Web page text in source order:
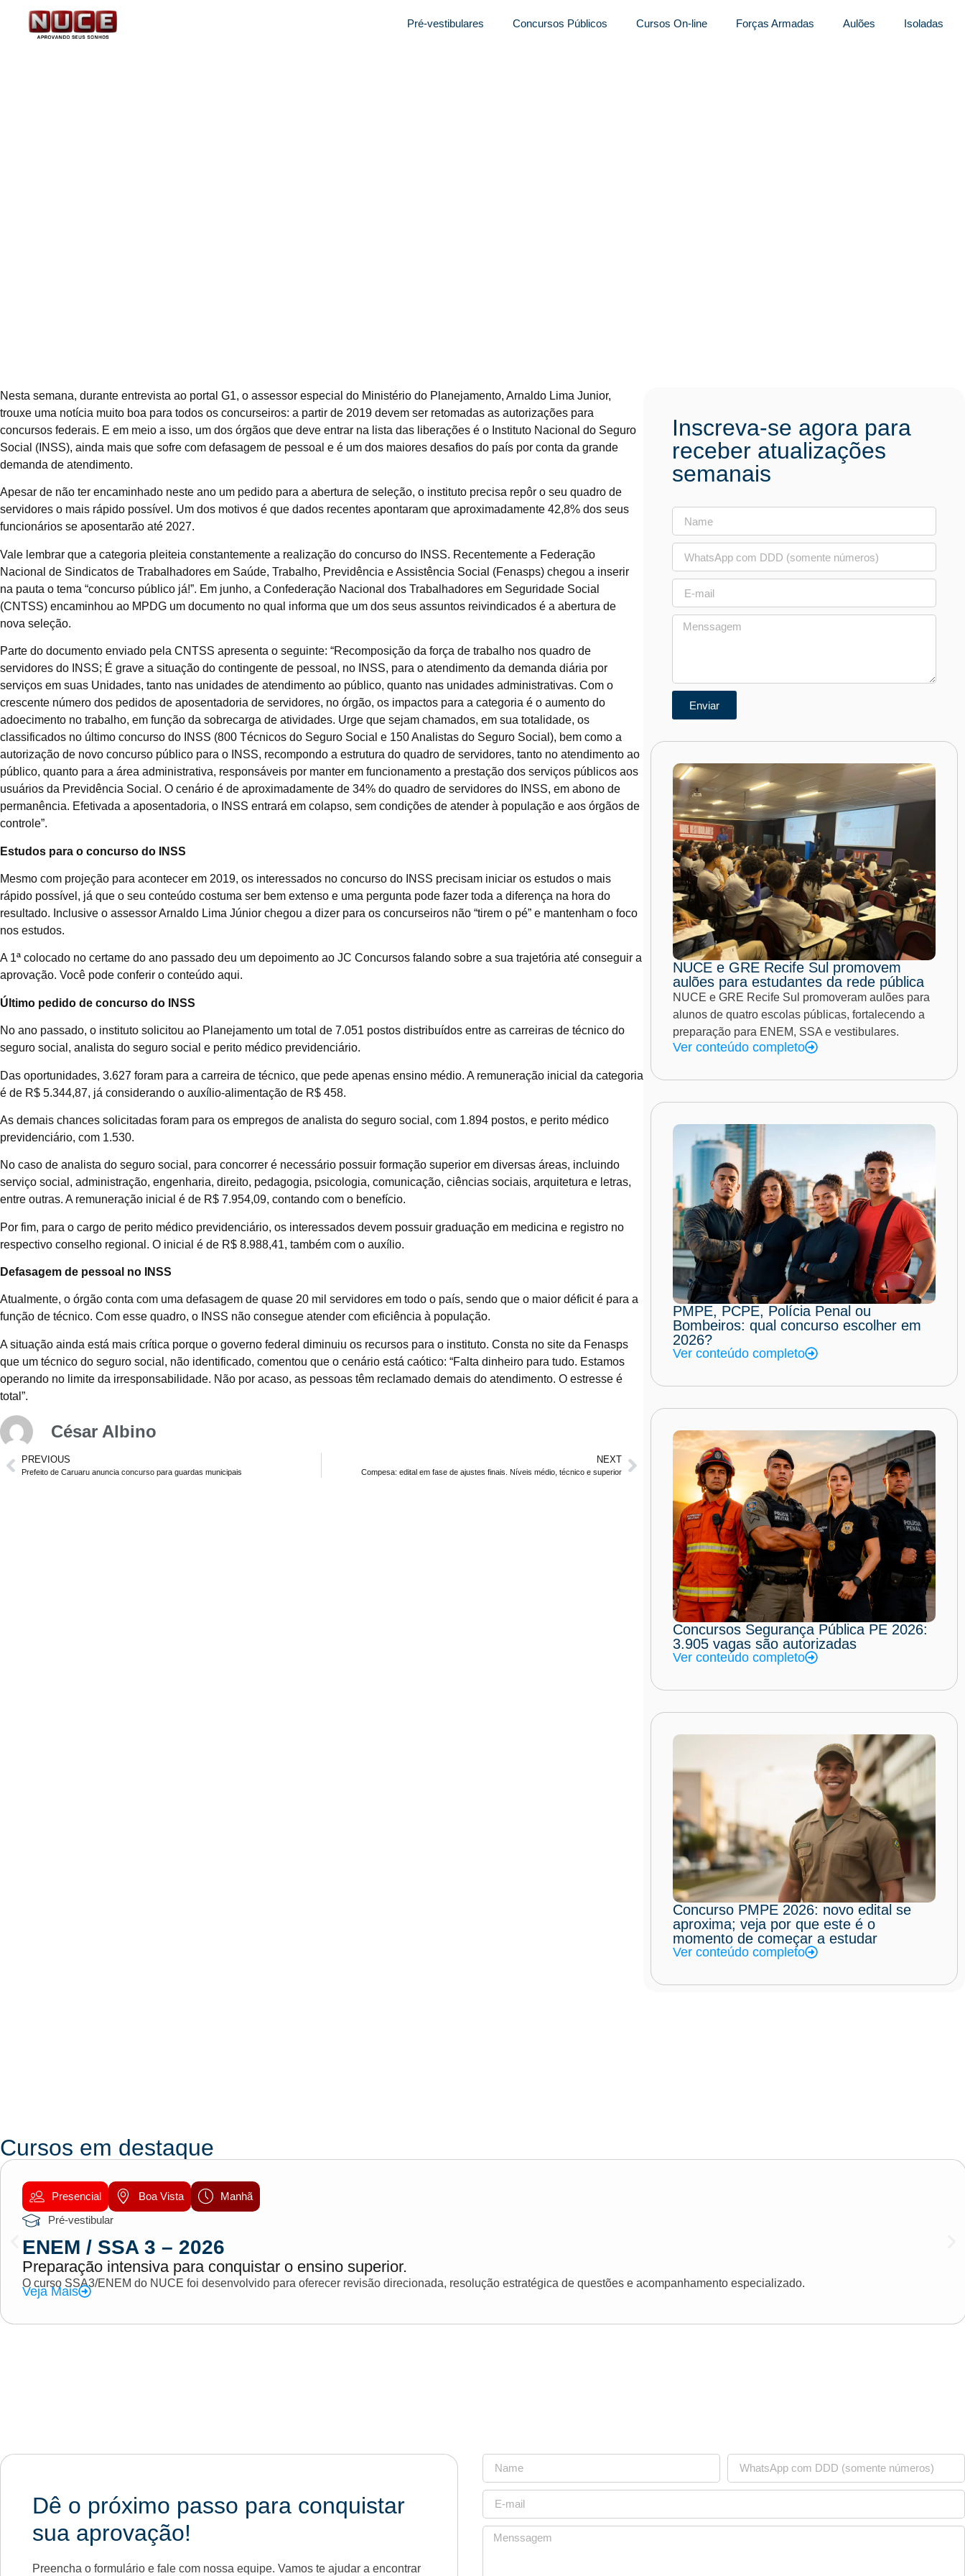
Pré-vestibulares Concursos Públicos Cursos On-line Forças Armadas Aulões Isoladas
Nesta semana, durante entrevista ao portal G1, o assessor especial do Ministério do Planejamento, Arnaldo Lima Junior,
trouxe uma notícia muito boa para todos os concurseiros: a partir de 2019 devem ser retomadas as autorizações para
concursos federais. E em meio a isso, um dos órgãos que deve entrar na lista das liberações é o Instituto Nacional do Seguro
Social (INSS), ainda mais que sofre com defasagem de pessoal e é um dos maiores desafios do país por conta da grande
demanda de atendimento.
Apesar de não ter encaminhado neste ano um pedido para a abertura de seleção, o instituto precisa repôr o seu quadro de
servidores o mais rápido possível. Um dos motivos é que dados recentes apontaram que aproximadamente 42,8% dos seus
funcionários se aposentarão até 2027.
Vale lembrar que a categoria pleiteia constantemente a realização do concurso do INSS. Recentemente a Federação
Nacional de Sindicatos de Trabalhadores em Saúde, Trabalho, Previdência e Assistência Social (Fenasps) chegou a inserir
na pauta o tema “concurso público já!”. Em junho, a Confederação Nacional dos Trabalhadores em Seguridade Social
(CNTSS) encaminhou ao MPDG um documento no qual informa que um dos seus assuntos reivindicados é a abertura de
nova seleção.
Parte do documento enviado pela CNTSS apresenta o seguinte: “Recomposição da força de trabalho nos quadro de
servidores do INSS; É grave a situação do contingente de pessoal, no INSS, para o atendimento da demanda diária por
serviços em suas Unidades, tanto nas unidades de atendimento ao público, quanto nas unidades administrativas. Com o
crescente número dos pedidos de aposentadoria de servidores, no órgão, os impactos para a categoria é o aumento do
adoecimento no trabalho, em função da sobrecarga de atividades. Urge que sejam chamados, em sua totalidade, os
classificados no último concurso do INSS (800 Técnicos do Seguro Social e 150 Analistas do Seguro Social), bem como a
autorização de novo concurso público para o INSS, recompondo a estrutura do quadro de servidores, tanto no atendimento ao
público, quanto para a área administrativa, responsáveis por manter em funcionamento a prestação dos serviços públicos aos
usuários da Previdência Social. O cenário é de aproximadamente de 34% do quadro de servidores do INSS, em abono de
permanência. Efetivada a aposentadoria, o INSS entrará em colapso, sem condições de atender à população e aos órgãos de
controle”.
Estudos para o concurso do INSS
Mesmo com projeção para acontecer em 2019, os interessados no concurso do INSS precisam iniciar os estudos o mais
rápido possível, já que o seu conteúdo costuma ser bem extenso e uma pergunta pode fazer toda a diferença na hora do
resultado. Inclusive o assessor Arnaldo Lima Júnior chegou a dizer para os concurseiros não “tirem o pé” e mantenham o foco
nos estudos.
A 1ª colocado no certame do ano passado deu um depoimento ao JC Concursos falando sobre a sua trajetória até conseguir a
aprovação. Você pode conferir o conteúdo aqui.
Último pedido de concurso do INSS
No ano passado, o instituto solicitou ao Planejamento um total de 7.051 postos distribuídos entre as carreiras de técnico do
seguro social, analista do seguro social e perito médico previdenciário.
Das oportunidades, 3.627 foram para a carreira de técnico, que pede apenas ensino médio. A remuneração inicial da categoria
é de R$ 5.344,87, já considerando o auxílio-alimentação de R$ 458.
As demais chances solicitadas foram para os empregos de analista do seguro social, com 1.894 postos, e perito médico
previdenciário, com 1.530.
No caso de analista do seguro social, para concorrer é necessário possuir formação superior em diversas áreas, incluindo
serviço social, administração, engenharia, direito, pedagogia, psicologia, comunicação, ciências sociais, arquitetura e letras,
entre outras. A remuneração inicial é de R$ 7.954,09, contando com o benefício.
Por fim, para o cargo de perito médico previdenciário, os interessados devem possuir graduação em medicina e registro no
respectivo conselho regional. O inicial é de R$ 8.988,41, também com o auxílio.
Defasagem de pessoal no INSS
Atualmente, o órgão conta com uma defasagem de quase 20 mil servidores em todo o país, sendo que o maior déficit é para a
função de técnico. Com esse quadro, o INSS não consegue atender com eficiência à população.
A situação ainda está mais crítica porque o governo federal diminuiu os recursos para o instituto. Consta no site da Fenasps
que um técnico do seguro social, não identificado, comentou que o cenário está caótico: “Falta dinheiro para tudo. Estamos
operando no limite da irresponsabilidade. Não por acaso, as pessoas têm reclamado demais do atendimento. O estresse é
total”.
César Albino
PREVIOUS
Prefeito de Caruaru anuncia concurso para guardas municipais
NEXT
Compesa: edital em fase de ajustes finais. Níveis médio, técnico e superior
Inscreva-se agora para
receber atualizações
semanais
Enviar
NUCE e GRE Recife Sul promovem
aulões para estudantes da rede pública
NUCE e GRE Recife Sul promoveram aulões para
alunos de quatro escolas públicas, fortalecendo a
preparação para ENEM, SSA e vestibulares.
Ver conteúdo completo
PMPE, PCPE, Polícia Penal ou
Bombeiros: qual concurso escolher em
2026?
Ver conteúdo completo
Concursos Segurança Pública PE 2026:
3.905 vagas são autorizadas
Ver conteúdo completo
Concurso PMPE 2026: novo edital se
aproxima; veja por que este é o
momento de começar a estudar
Ver conteúdo completo
Cursos em destaque
Presencial Boa Vista
Manhã
Pré-vestibular
ENEM / SSA 3 – 2026
Preparação intensiva para conquistar o ensino superior.
O curso SSA3/ENEM do NUCE foi desenvolvido para oferecer revisão direcionada, resolução estratégica de questões e acompanhamento especializado.
Veja Mais
Dê o próximo passo para conquistar
sua aprovação!
Preencha o formulário e fale com nossa equipe. Vamos te ajudar a encontrar